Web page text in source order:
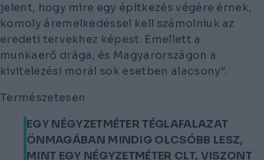
jelent, hogy mire egy építkezés végére érnek,
komoly áremelkedéssel kell számolniuk az
eredeti tervekhez képest. Emellett a
munkaerő drága, és Magyarországon a
kivitelezési morál sok esetben alacsony”.
Természetesen
EGY NÉGYZETMÉTER TÉGLAFALAZAT
ÖNMAGÁBAN MINDIG OLCSÓBB LESZ,
MINT EGY NÉGYZETMÉTER CLT, VISZONT